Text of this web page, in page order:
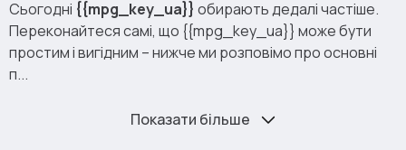
Сьогодні {{mpg_key_ua}} обирають дедалі частіше.
Переконайтеся самі, що {{mpg_key_ua}} може бути
простим і вигідним – нижче ми розповімо про основні
п...
Показати більше